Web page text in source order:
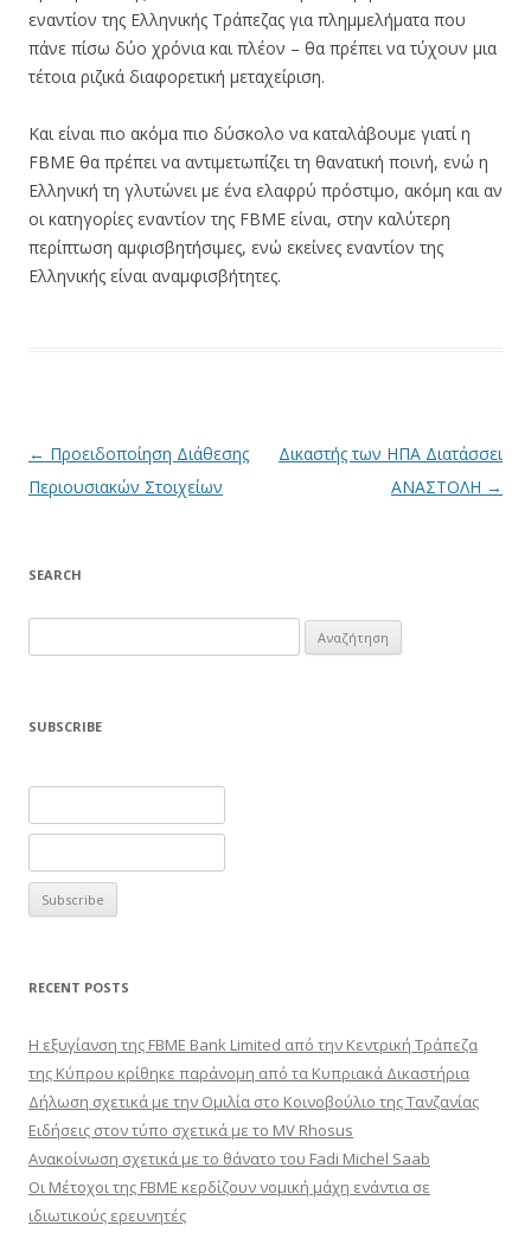
εναντίον της Ελληνικής Τράπεζας για πλημμελήματα που
πάνε πίσω δύο χρόνια και πλέον – θα πρέπει να τύχουν μια
τέτοια ριζικά διαφορετική μεταχείριση.
Και είναι πιο ακόμα πιο δύσκολο να καταλάβουμε γιατί η
FBME θα πρέπει να αντιμετωπίζει τη θανατική ποινή, ενώ η
Ελληνική τη γλυτώνει με ένα ελαφρύ πρόστιμο, ακόμη και αν
οι κατηγορίες εναντίον της FBME είναι, στην καλύτερη
περίπτωση αμφισβητήσιμες, ενώ εκείνες εναντίον της
Ελληνικής είναι αναμφισβήτητες.
Πλοήγηση άρθρων
← Προειδοποίηση Διάθεσης
Περιουσιακών Στοιχείων
Δικαστής των ΗΠΑ Διατάσσει
ΑΝΑΣΤΟΛΗ →
SEARCH
για:
SUBSCRIBE
RECENT POSTS
Η εξυγίανση της FBME Bank Limited από την Κεντρική Τράπεζα
της Κύπρου κρίθηκε παράνομη από τα Κυπριακά Δικαστήρια
Δήλωση σχετικά με την Ομιλία στο Κοινοβούλιο της Τανζανίας
Ειδήσεις στον τύπο σχετικά με το MV Rhosus
Ανακοίνωση σχετικά με το θάνατο του Fadi Michel Saab
Οι Μέτοχοι της FBME κερδίζουν νομική μάχη ενάντια σε
ιδιωτικούς ερευνητές